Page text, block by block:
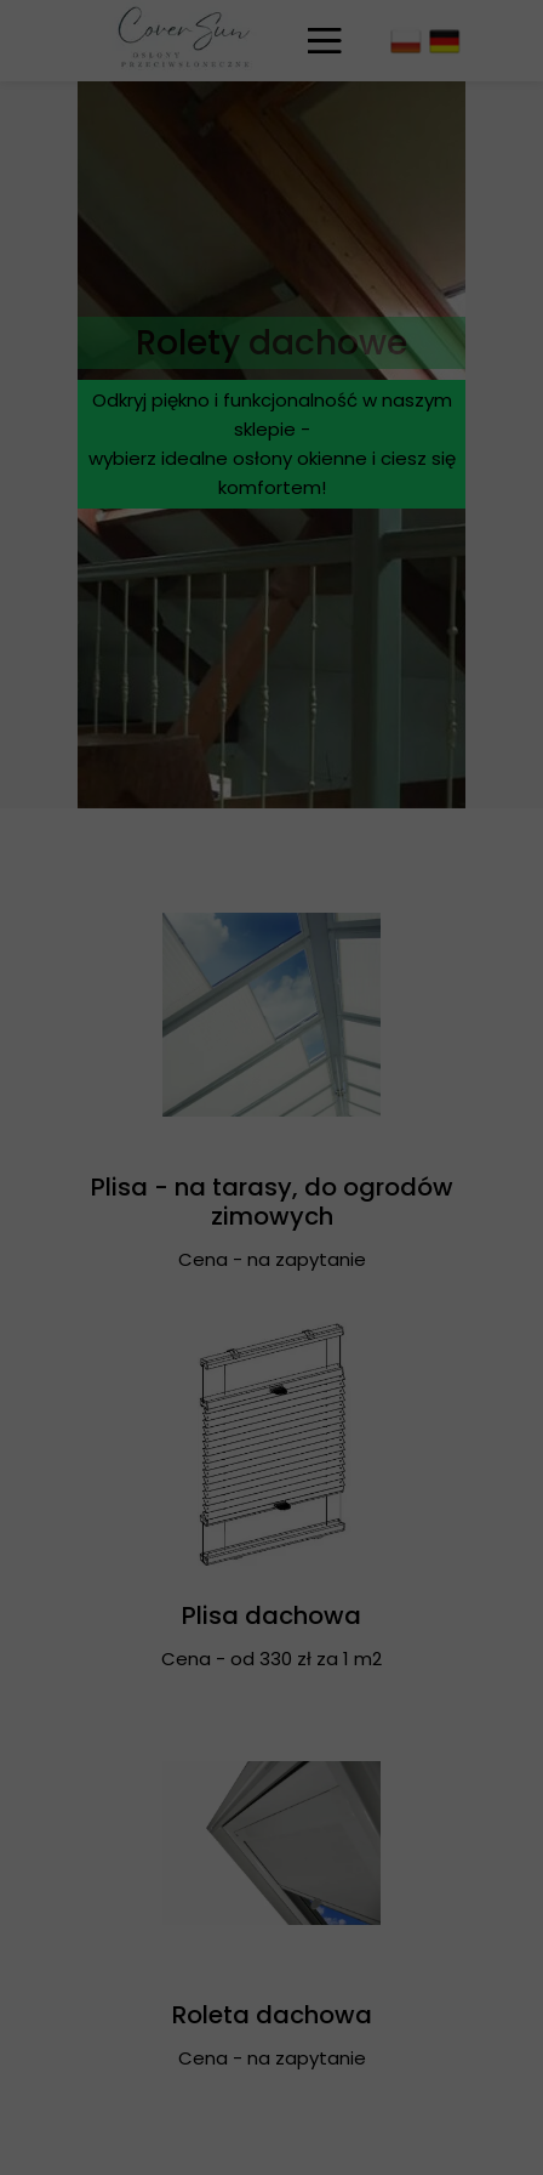
Rolety dachowe
Odkryj piękno i funkcjonalność w naszym
sklepie -
wybierz idealne osłony okienne i ciesz się
komfortem!
Plisa - na tarasy, do ogrodów
zimowych
Cena - na zapytanie
Plisa dachowa
Cena - od 330 zł za 1 m2
Roleta dachowa
Cena - na zapytanie